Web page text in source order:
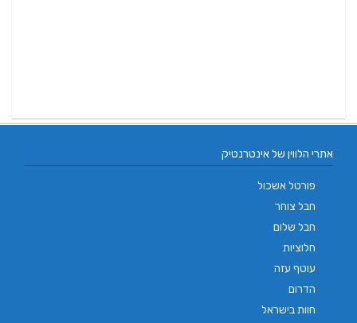
אתרי הלווין של אינטרנטיק
פורטל אשכול
חבל צוחר
חבל שלום
חלוציות
עוטף עזה
הדרום
חוות בישראל